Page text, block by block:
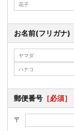
お名前(フリガナ)
郵便番号 ［必須］
〒